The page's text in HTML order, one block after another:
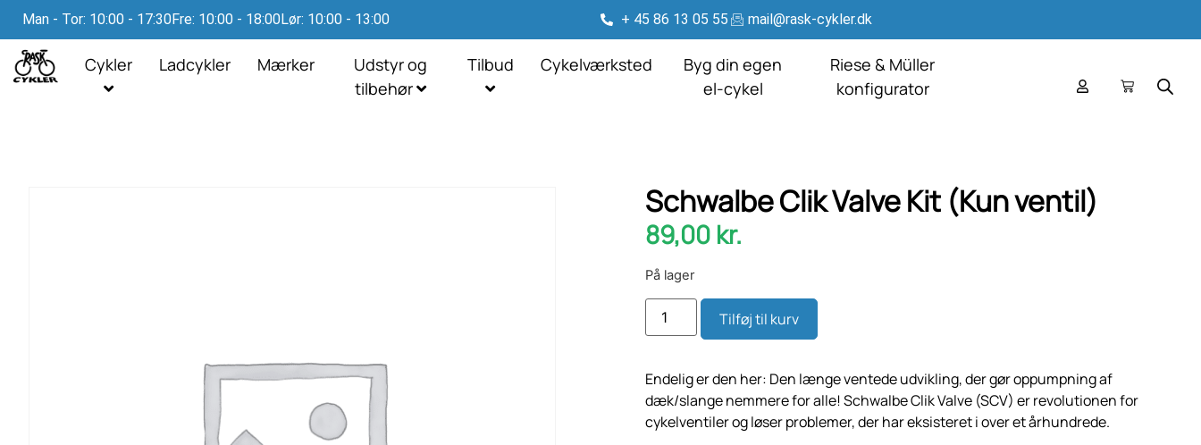
Man - Tor: 10:00 - 17:30Fre: 10:00 - 18:00Lør: 10:00 - 13:00 + 45 86 13 05 55 mail@rask-cykler.dk
Cykler Ladcykler Mærker
Udstyr og
tilbehør
Tilbud Cykelværksted
Byg din egen
el-cykel
Riese & Müller
konfigurator
Schwalbe Clik Valve Kit (Kun ventil)
89,00 kr.
På lager
Tilføj til kurv
Endelig er den her: Den længe ventede udvikling, der gør oppumpning af
dæk/slange nemmere for alle! Schwalbe Clik Valve (SCV) er revolutionen for
cykelventiler og løser problemer, der har eksisteret i over et århundrede.